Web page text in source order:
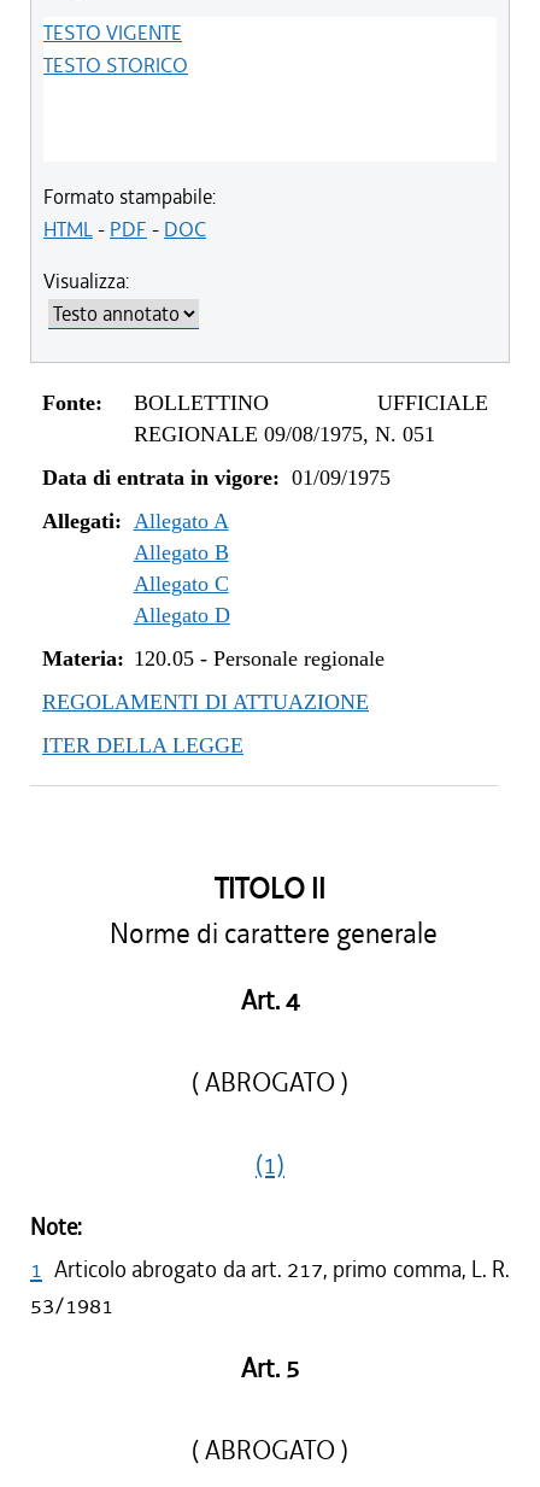
TESTO VIGENTE
TESTO STORICO
Formato stampabile:
HTML- PDF - DOC
Visualizza:
Fonte:
BOLLETTINO UFFICIALE
REGIONALE 09/08/1975, N. 051
Data di entrata in vigore: 01/09/1975
Allegati: Allegato A
Allegato B
Allegato C
Allegato D
Materia: 120.05- Personale regionale
REGOLAMENTI DI ATTUAZIONE
ITER DELLA LEGGE
TITOLO II
Norme di carattere generale
Art. 4
( ABROGATO )
(1)
Note:
1 Articolo abrogato da art. 217, primo comma, L. R.
53/1981
Art. 5
( ABROGATO )